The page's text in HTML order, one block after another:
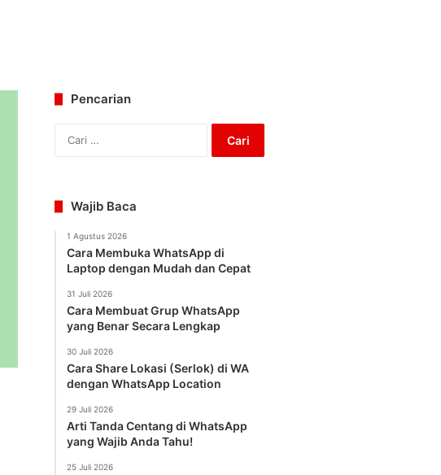
Pencarian
untuk:
Wajib Baca
1 Agustus 2026
Cara Membuka WhatsApp di
Laptop dengan Mudah dan Cepat
31 Juli 2026
Cara Membuat Grup WhatsApp
yang Benar Secara Lengkap
30 Juli 2026
Cara Share Lokasi (Serlok) di WA
dengan WhatsApp Location
29 Juli 2026
Arti Tanda Centang di WhatsApp
yang Wajib Anda Tahu!
25 Juli 2026